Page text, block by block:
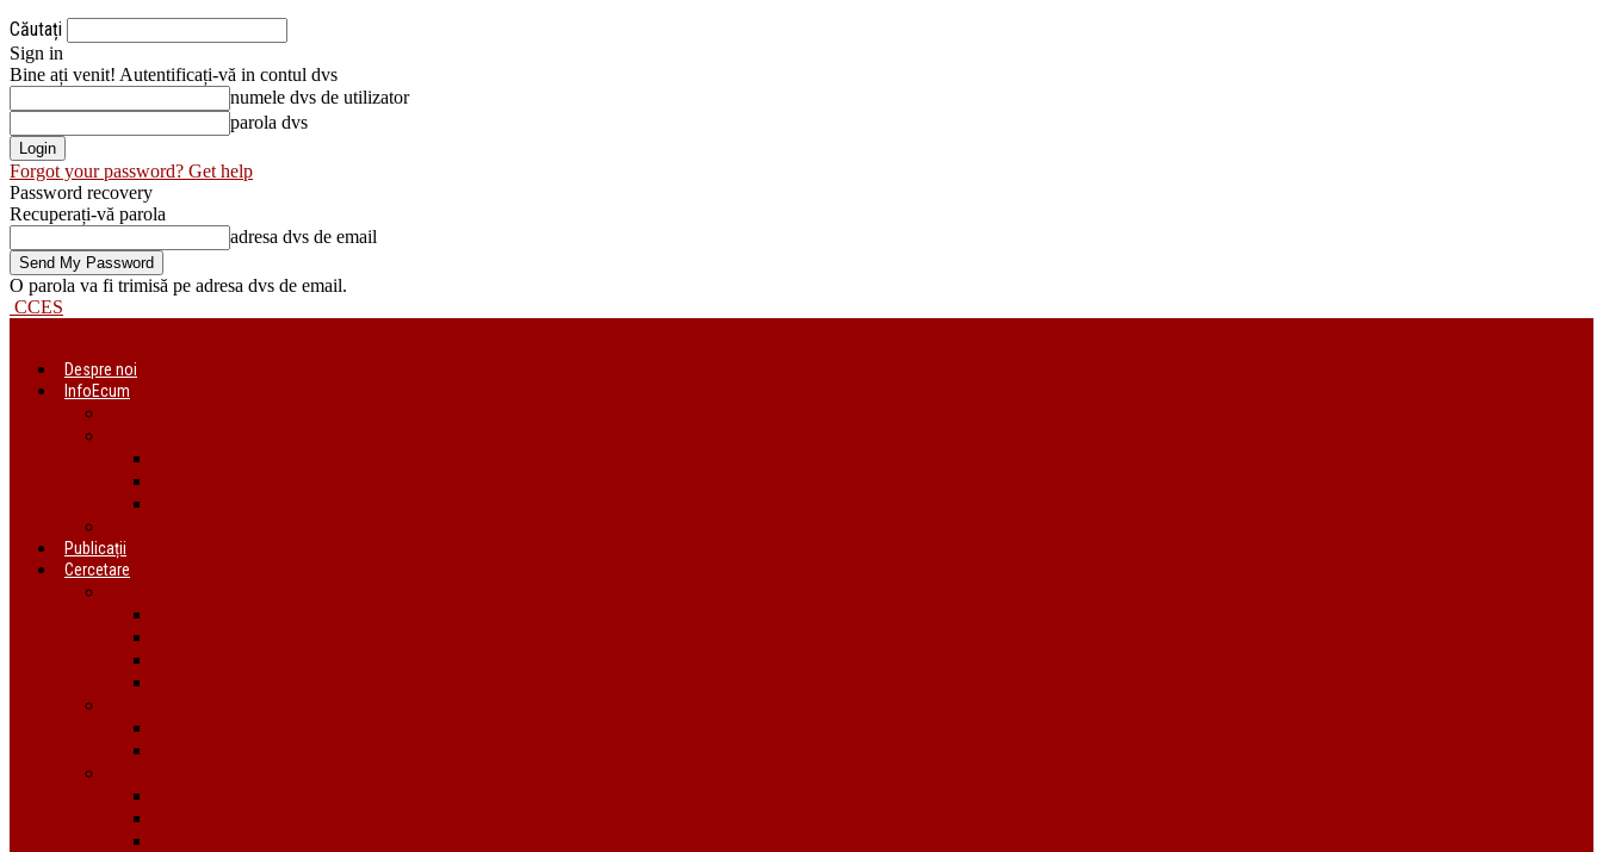
Căutați
Sign in
Bine ați venit! Autentificați-vă in contul dvs
numele dvs de utilizator
parola dvs
Forgot your password? Get help
Password recovery
Recuperați-vă parola
adresa dvs de email
O parola va fi trimisă pe adresa dvs de email.
CCES
Despre noi
InfoEcum
Publicații
Cercetare